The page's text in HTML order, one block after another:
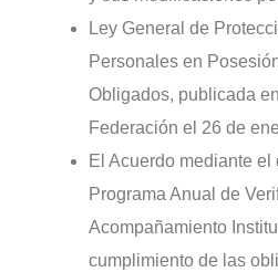
Ley General de
Personales en
Obligados, publicada
Federación el 26 de
El Acuerdo mediante el
Programa Anual de
Acompañamiento
cumplimiento de las